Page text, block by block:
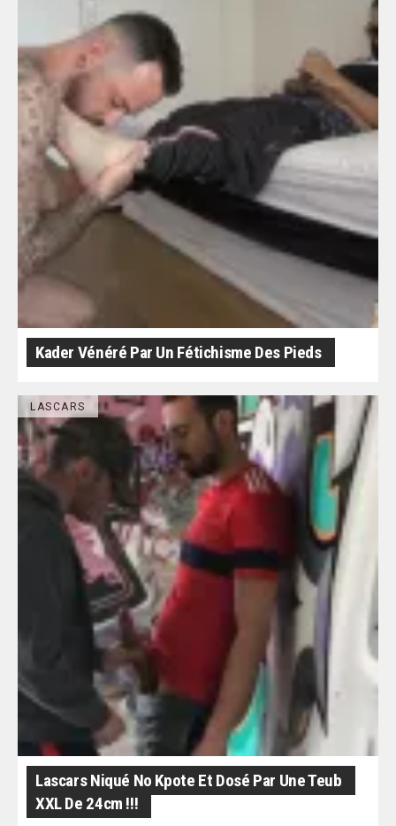
Kader Vénéré Par Un Fétichisme Des Pieds
LASCARS
Lascars Niqué No Kpote Et Dosé Par Une Teub
XXL De 24cm !!!